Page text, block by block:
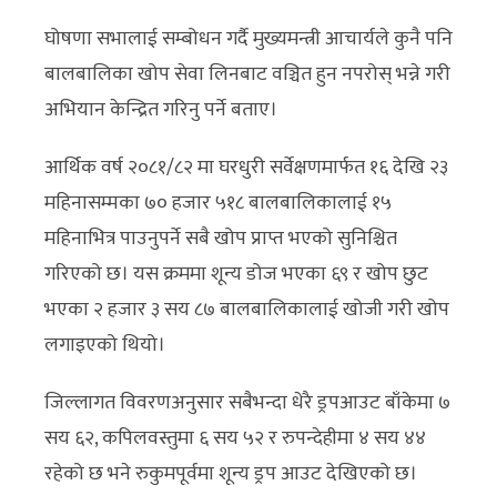
घोषणा सभालाई सम्बोधन गर्दै मुख्यमन्त्री आचार्यले कुनै पनि
बालबालिका खोप सेवा लिनबाट वञ्चित हुन नपरोस् भन्ने गरी
अभियान केन्द्रित गरिनु पर्ने बताए।
आर्थिक वर्ष २०८१/८२ मा घरधुरी सर्वेक्षणमार्फत १६ देखि २३
महिनासम्मका ७० हजार ५१८ बालबालिकालाई १५
महिनाभित्र पाउनुपर्ने सबै खोप प्राप्त भएको सुनिश्चित
गरिएको छ। यस क्रममा शून्य डोज भएका ६९ र खोप छुट
भएका २ हजार ३ सय ८७ बालबालिकालाई खोजी गरी खोप
लगाइएको थियो।
जिल्लागत विवरणअनुसार सबैभन्दा धेरै ड्रपआउट बाँकेमा ७
सय ६२, कपिलवस्तुमा ६ सय ५२ र रुपन्देहीमा ४ सय ४४
रहेको छ भने रुकुमपूर्वमा शून्य ड्रप आउट देखिएको छ।